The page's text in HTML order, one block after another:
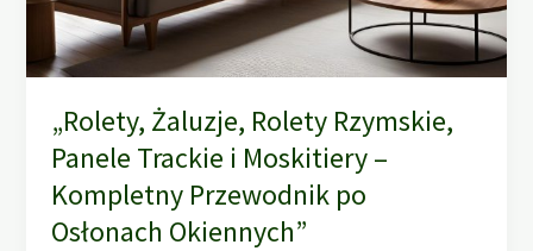
„Rolety, Żaluzje, Rolety Rzymskie,
Panele Trackie i Moskitiery –
Kompletny Przewodnik po
Osłonach Okiennych”